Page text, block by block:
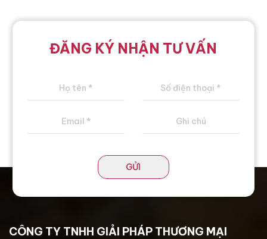
ĐĂNG KÝ NHẬN TƯ VẤN
GỬI
CÔNG TY TNHH GIẢI PHÁP THƯƠNG MẠI